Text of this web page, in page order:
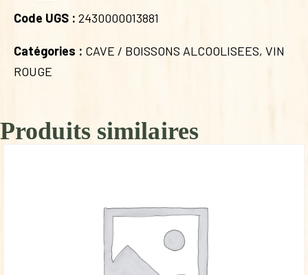
Code UGS : 2430000013881
Catégories : CAVE / BOISSONS ALCOOLISEES, VIN
ROUGE
Produits similaires